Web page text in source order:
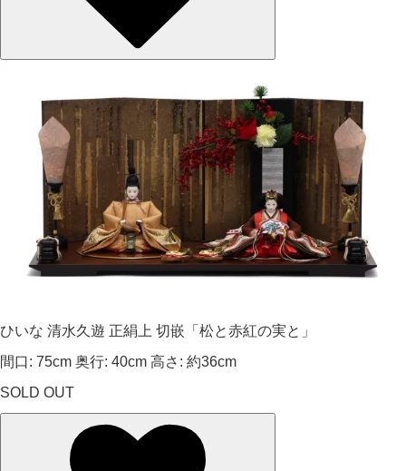
ひいな 清水久遊 正絹上 切嵌「松と赤紅の実と」
間口: 75cm 奥行: 40cm 高さ: 約36cm
SOLD OUT